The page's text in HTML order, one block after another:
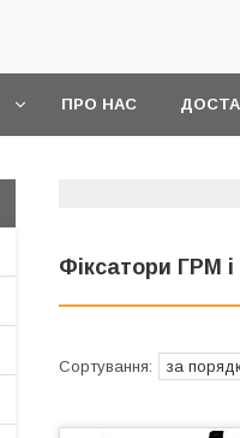
ПРО НАС
Фіксатори ГРМ і